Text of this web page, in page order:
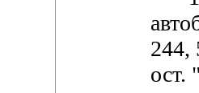
244,
ост.